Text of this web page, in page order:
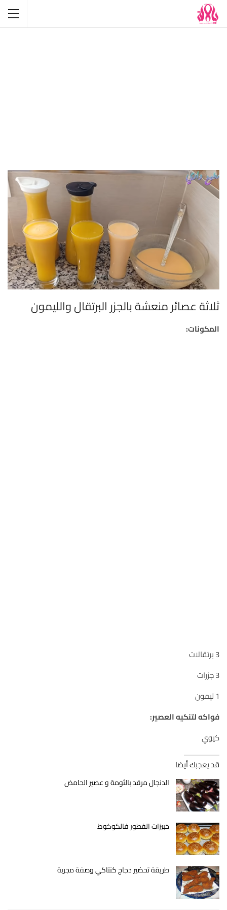
ثلاثة عصائر منعشة بالجزر البرتقال والليمون
المكونات:
3 برتقالات
3 جزرات
1 ليمون
فواكه لتنكيه العصير:
كيوي
قد يعجبك أيضا
الدنجال مرقد بالثومة و عصير الحامض
خبيزات الفطور فالكوكوط
طريقة تحضير دجاج كنتاكي وصفة مجربة